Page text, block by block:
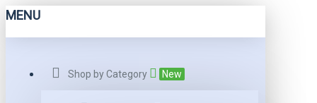
MENU
Shop by Category New